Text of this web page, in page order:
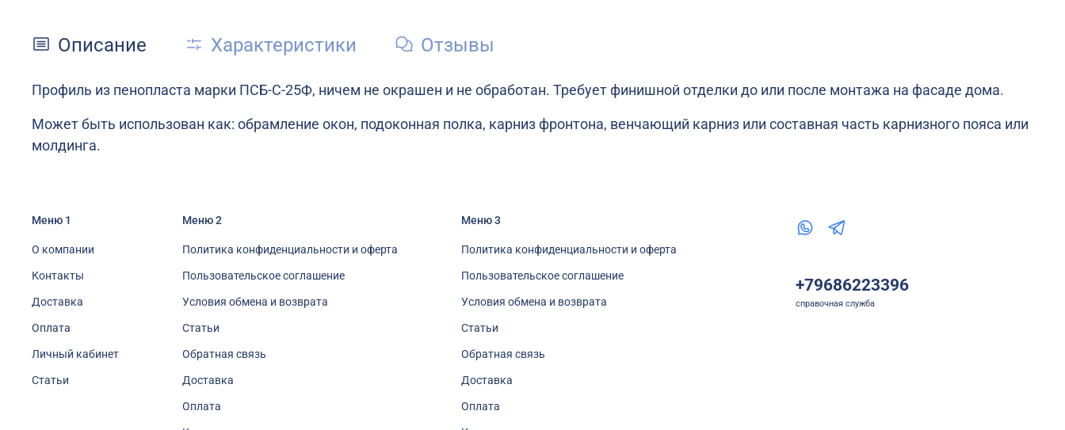
Описание Характеристики Отзывы
Профиль из пенопласта марки ПСБ-С-25Ф, ничем не окрашен и не обработан. Требует финишной отделки до или после монтажа на фасаде дома.
Может быть использован как: обрамление окон, подоконная полка, карниз фронтона, венчающий карниз или составная часть карнизного пояса или
молдинга.
Меню 1
О компании
Контакты
Доставка
Оплата
Личный кабинет
Статьи
Меню 2
Политика конфиденциальности и оферта
Пользовательское соглашение
Условия обмена и возврата
Статьи
Обратная связь
Доставка
Оплата
Меню 3
Политика конфиденциальности и оферта
Пользовательское соглашение
Условия обмена и возврата
Статьи
Обратная связь
Доставка
Оплата
+79686223396
справочная служба